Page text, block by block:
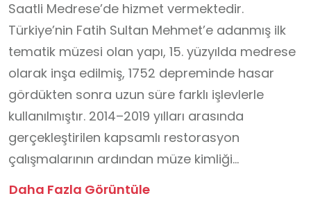
Saatli Medrese’de hizmet vermektedir.
Türkiye’nin Fatih Sultan Mehmet’e adanmış ilk
tematik müzesi olan yapı, 15. yüzyılda medrese
olarak inşa edilmiş, 1752 depreminde hasar
gördükten sonra uzun süre farklı işlevlerle
kullanılmıştır. 2014–2019 yılları arasında
gerçekleştirilen kapsamlı restorasyon
çalışmalarının ardından müze kimliği
kazanmıştır.
Daha Fazla Görüntüle